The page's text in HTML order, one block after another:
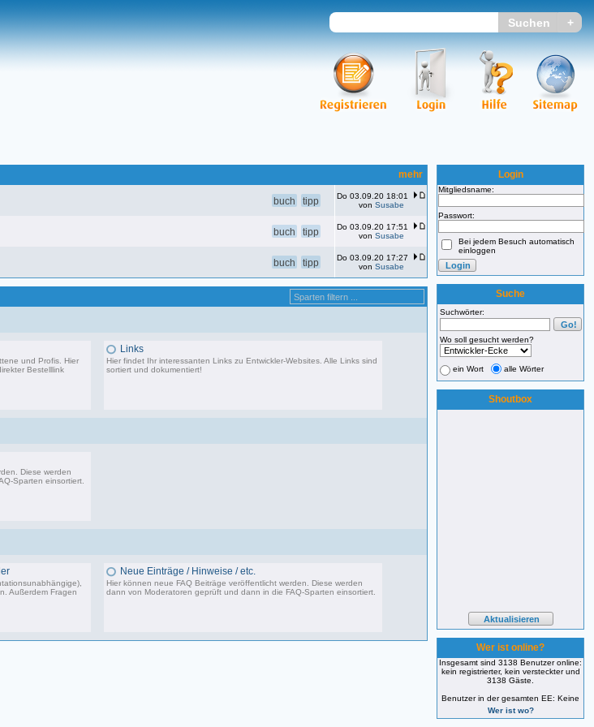
mehr
buch tipp
Do 03.09.20 18:01
von Susabe
buch tipp
Do 03.09.20 17:51
von Susabe
buch tipp
Do 03.09.20 17:27
von Susabe
und Profis. Hier
Bestelllink
Links
Hier findet Ihr interessanten Links zu Entwickler-Websites. Alle Links sind
sortiert und dokumentiert!
Diese werden
Sparten einsortiert.
Außerdem Fragen
Neue Einträge / Hinweise / etc.
Hier können neue FAQ Beiträge veröffentlicht werden. Diese werden
dann von Moderatoren geprüft und dann in die FAQ-Sparten einsortiert.
Login
Mitgliedsname:
Passwort:
Bei jedem Besuch automatisch
einloggen
Suche
Suchwörter:
Wo soll gesucht werden?
ein Wort alle Wörter
Shoutbox
Wer ist online?
Insgesamt sind 3138 Benutzer online:
kein registrierter, kein versteckter und
3138 Gäste.
Benutzer in der gesamten EE: Keine
Wer ist wo?